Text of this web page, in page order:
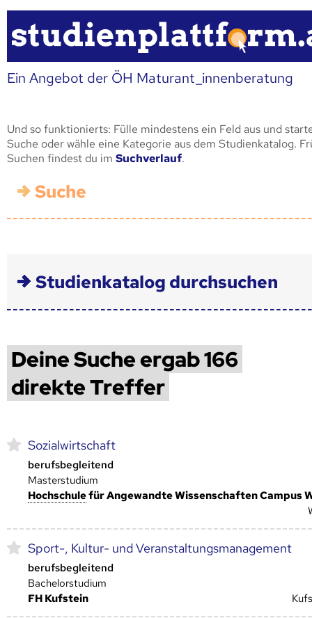
Ein Angebot der ÖH Maturant_innenberatung
Und so funktionierts: Fülle mindestens ein Feld aus und
Suche oder wähle eine Kategorie aus dem Studienkatalog.
Suchen findest du im Suchverlauf.
Suche
Studienkatalog durchsuchen
Deine Suche ergab 166
direkte Treffer
Sozialwirtschaft
berufsbegleitend
Masterstudium
Hoch­schulefür Angewandte Wissenschaften Campus
Sport-, Kultur- und Veranstaltungsmanagement
berufsbegleitend
Bachelorstudium
FH Kufstein